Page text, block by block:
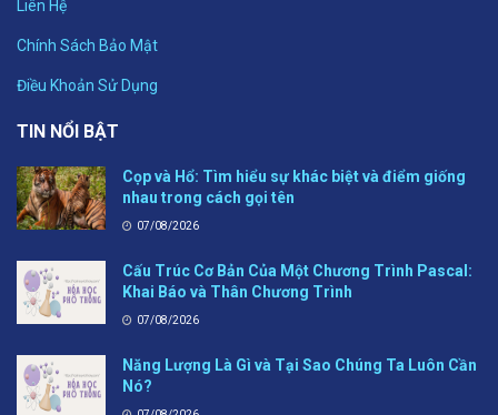
Liên Hệ
Chính Sách Bảo Mật
Điều Khoản Sử Dụng
TIN NỔI BẬT
Cọp và Hổ: Tìm hiểu sự khác biệt và điểm giống
nhau trong cách gọi tên
07/08/2026
Cấu Trúc Cơ Bản Của Một Chương Trình Pascal:
Khai Báo và Thân Chương Trình
07/08/2026
Năng Lượng Là Gì và Tại Sao Chúng Ta Luôn Cần
Nó?